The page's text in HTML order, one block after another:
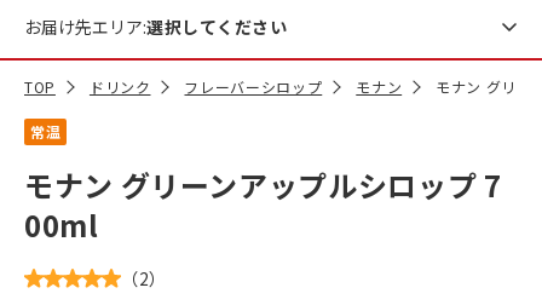
お届け先エリア:選択してください
TOP ドリンク フレーバーシロップ モナン モナン グリー
常温
モナン グリーンアップルシロップ 7
00ml
（2）